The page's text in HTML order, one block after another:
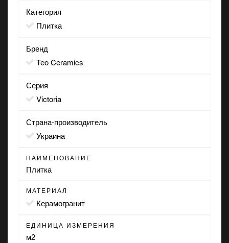
Категория
Плитка
Бренд
Teo Ceramics
Серия
Victoria
Страна-производитель
Украина
НАИМЕНОВАНИЕ
Плитка
МАТЕРИАЛ
Керамогранит
ЕДИНИЦА ИЗМЕРЕНИЯ
м2